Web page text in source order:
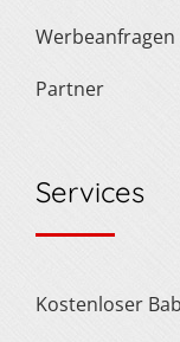
Werbeanfragen
Partner
Services
Kostenloser